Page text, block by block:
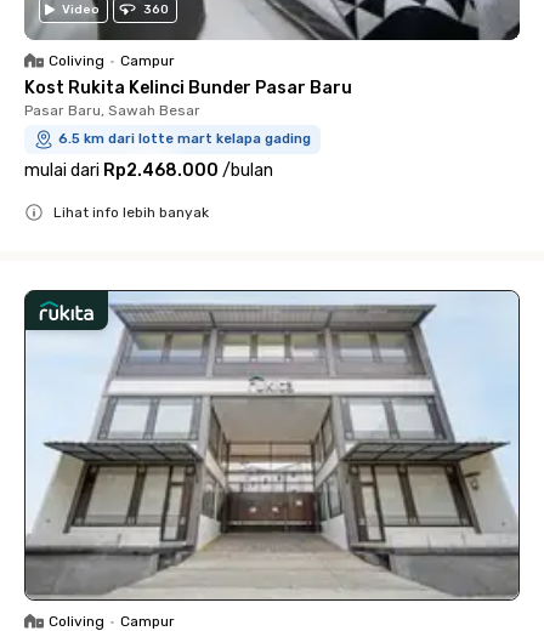
Video 360
Coliving • Campur
Kost Rukita Kelinci Bunder Pasar Baru
Pasar Baru, Sawah Besar
6.5 km dari lotte mart kelapa gading
mulai dari Rp2.468.000 /bulan
Lihat info lebih banyak
Coliving • Campur